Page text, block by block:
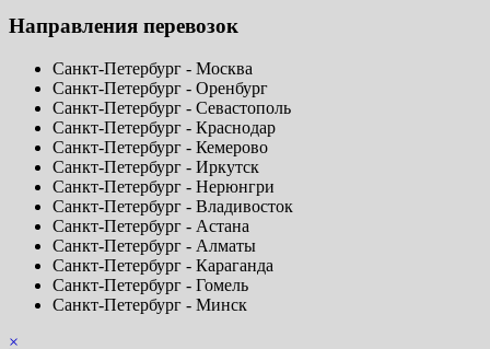
Направления перевозок
Санкт-Петербург - Москва
Санкт-Петербург - Оренбург
Санкт-Петербург - Севастополь
Санкт-Петербург - Краснодар
Санкт-Петербург - Кемерово
Санкт-Петербург - Иркутск
Санкт-Петербург - Нерюнгри
Санкт-Петербург - Владивосток
Санкт-Петербург - Астана
Санкт-Петербург - Алматы
Санкт-Петербург - Караганда
Санкт-Петербург - Гомель
Санкт-Петербург - Минск
×